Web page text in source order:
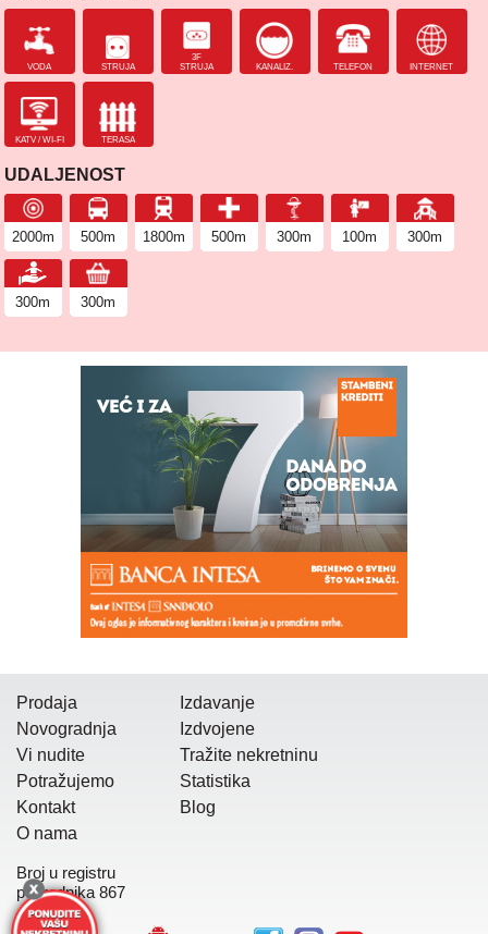
VODA STRUJA
3F
STRUJA
KANALIZ. TELEFON INTERNET
KATV / WI-FI TERASA
UDALJENOST
2000m 500m 1800m 500m 300m 100m 300m
300m 300m
Prodaja
Izdavanje
Novogradnja
Izdvojene
Vi nudite
Tražite nekretninu
Potražujemo
Statistika
Kontakt
Blog
O nama
Broj u registru
posrednika 867